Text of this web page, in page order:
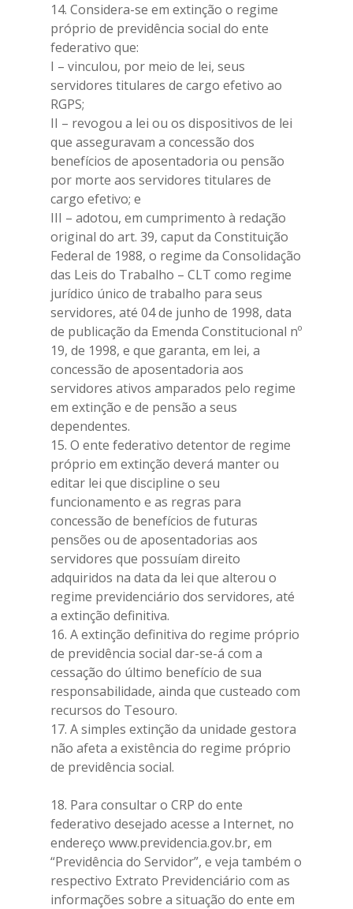
14. Considera-se em extinção o regime
próprio de previdência social do ente
federativo que:
I – vinculou, por meio de lei, seus
servidores titulares de cargo efetivo ao
RGPS;
II – revogou a lei ou os dispositivos de lei
que asseguravam a concessão dos
benefícios de aposentadoria ou pensão
por morte aos servidores titulares de
cargo efetivo; e
III – adotou, em cumprimento à redação
original do art. 39, caput da Constituição
Federal de 1988, o regime da Consolidação
das Leis do Trabalho – CLT como regime
jurídico único de trabalho para seus
servidores, até 04 de junho de 1998, data
de publicação da Emenda Constitucional nº
19, de 1998, e que garanta, em lei, a
concessão de aposentadoria aos
servidores ativos amparados pelo regime
em extinção e de pensão a seus
dependentes.
15. O ente federativo detentor de regime
próprio em extinção deverá manter ou
editar lei que discipline o seu
funcionamento e as regras para
concessão de benefícios de futuras
pensões ou de aposentadorias aos
servidores que possuíam direito
adquiridos na data da lei que alterou o
regime previdenciário dos servidores, até
a extinção definitiva.
16. A extinção definitiva do regime próprio
de previdência social dar-se-á com a
cessação do último benefício de sua
responsabilidade, ainda que custeado com
recursos do Tesouro.
17. A simples extinção da unidade gestora
não afeta a existência do regime próprio
de previdência social.
18. Para consultar o CRP do ente
federativo desejado acesse a Internet, no
endereço www.previdencia.gov.br, em
“Previdência do Servidor”, e veja também o
respectivo Extrato Previdenciário com as
informações sobre a situação do ente em